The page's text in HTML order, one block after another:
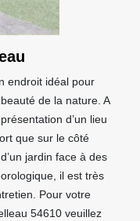
endroit idéal pour
de la nature. A
d’un lieu
que sur le côté
jardin face à des
il est très
Pour votre
54610 veuillez